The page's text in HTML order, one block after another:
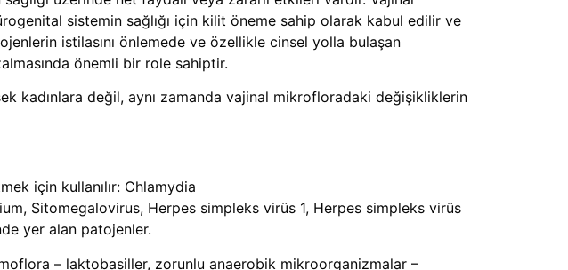
sistemin sağlığı için kilit öneme sahip olarak kabul edilir ve
istilasını önlemede ve özellikle cinsel yolla bulaşan
önemli bir role sahiptir.
kadınlara değil, aynı zamanda vajinal mikrofloradaki değişikliklerin
için kullanılır: Chlamydia
Sitomegalovirus, Herpes simpleks virüs 1, Herpes simpleks virüs
yer alan patojenler.
– laktobasiller, zorunlu anaerobik mikroorganizmalar –